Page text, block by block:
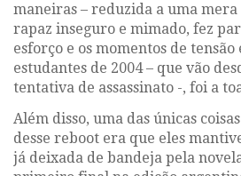
maneiras – reduzida a uma
rapaz inseguro e mimado, fez
esforço e os momentos de
estudantes de 2004 – que vão
tentativa de assassinato -, foi a
Além disso, uma das únicas
desse reboot era que eles
já deixada de bandeja pela